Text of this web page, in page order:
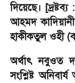
দিয়েছে।
আহমদ কাদিয়ানী
হাকীকতুল ওহী
অর্থাৎ নবুওত
সংশ্লিষ্ট